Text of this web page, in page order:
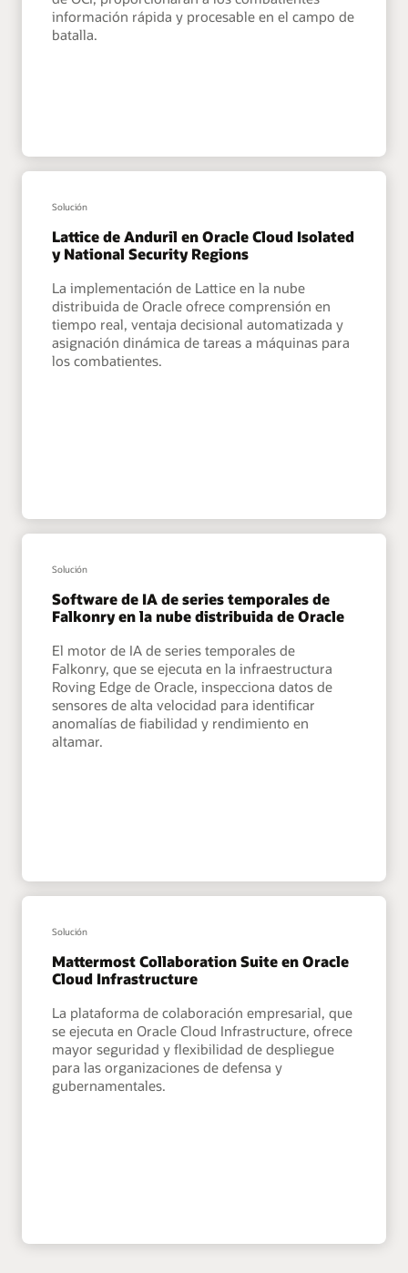
información rápida y procesable en el campo de
batalla.
Solución
Lattice de Anduril en Oracle Cloud Isolated
y National Security Regions
La implementación de Lattice en la nube
distribuida de Oracle ofrece comprensión en
tiempo real, ventaja decisional automatizada y
asignación dinámica de tareas a máquinas para
los combatientes.
Solución
Software de IA de series temporales de
Falkonry en la nube distribuida de Oracle
El motor de IA de series temporales de
Falkonry, que se ejecuta en la infraestructura
Roving Edge de Oracle, inspecciona datos de
sensores de alta velocidad para identificar
anomalías de fiabilidad y rendimiento en
altamar.
Solución
Mattermost Collaboration Suite en Oracle
Cloud Infrastructure
La plataforma de colaboración empresarial, que
se ejecuta en Oracle Cloud Infrastructure, ofrece
mayor seguridad y flexibilidad de despliegue
para las organizaciones de defensa y
gubernamentales.